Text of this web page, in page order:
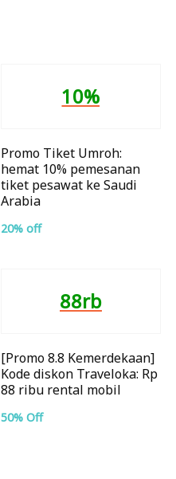
10%
Promo Tiket Umroh:
hemat 10% pemesanan
tiket pesawat ke Saudi
Arabia
20% off
88rb
[Promo 8.8 Kemerdekaan]
Kode diskon Traveloka: Rp
88 ribu rental mobil
50% Off